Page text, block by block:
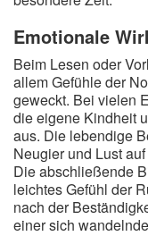
Emotionale
Beim Lesen oder
allem Gefühle der
geweckt. Bei vielen
die eigene Kindheit
aus. Die lebendige
Neugier und Lust
Die abschließende
leichtes Gefühl der
nach der
einer sich